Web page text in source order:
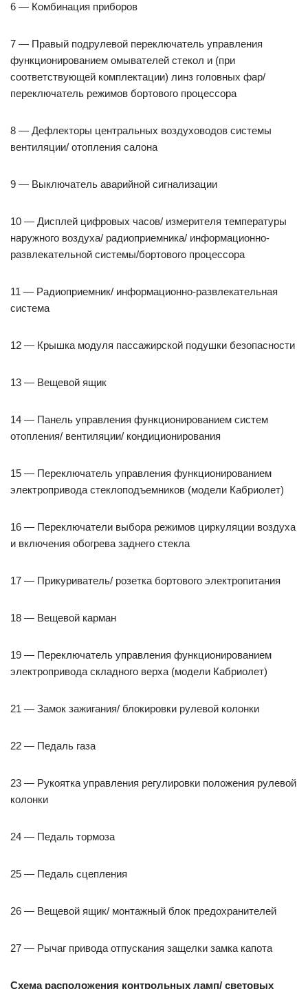
6 — Комбинация приборов
7 — Правый подрулевой переключатель управления
функционированием омывателей стекол и (при
соответствующей комплектации) линз головных фар/
переключатель режимов бортового процессора
8 — Дефлекторы центральных воздуховодов системы
вентиляции/ отопления салона
9 — Выключатель аварийной сигнализации
10 — Дисплей цифровых часов/ измерителя температуры
наружного воздуха/ радиоприемника/ информационно-
развлекательной системы/бортового процессора
11 — Радиоприемник/ информационно-развлекательная
система
12 — Крышка модуля пассажирской подушки безопасности
13 — Вещевой ящик
14 — Панель управления функционированием систем
отопления/ вентиляции/ кондиционирования
15 — Переключатель управления функционированием
электропривода стеклоподъемников (модели Кабриолет)
16 — Переключатели выбора режимов циркуляции воздуха
и включения обогрева заднего стекла
17 — Прикуриватель/ розетка бортового электропитания
18 — Вещевой карман
19 — Переключатель управления функционированием
электропривода складного верха (модели Кабриолет)
21 — Замок зажигания/ блокировки рулевой колонки
22 — Педаль газа
23 — Рукоятка управления регулировки положения рулевой
колонки
24 — Педаль тормоза
25 — Педаль сцепления
26 — Вещевой ящик/ монтажный блок предохранителей
27 — Рычаг привода отпускания защелки замка капота
Схема расположения контрольных ламп/ световых